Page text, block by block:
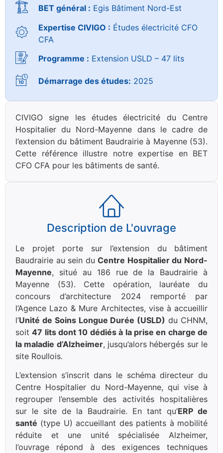
BET général : Egis Bâtiment Nord-Est
Expertise CIVIGO : Études électricité CFO
CFA
Programme : Extension USLD – 47 lits
Démarrage des études: 2025
CIVIGO signe les études électricité du Centre
Hospitalier du Nord-Mayenne dans le cadre de
l’extension du bâtiment Baudrairie à Mayenne (53).
Cette référence illustre notre expertise en BET
CFO CFA pour les bâtiments de santé.
Description de L'ouvrage
Le projet porte sur l’extension du bâtiment
Baudrairie au sein duCentre Hospitalier du Nord-
Mayenne, situé au 186 rue de la Baudrairie à
Mayenne (53). Cette opération, lauréate du
concours d’architecture 2024 remporté par
l’Agence Lazo & Mure Architectes, vise à accueillir
l’Unité de Soins Longue Durée (USLD) du CHNM,
soit47 lits dont 10 dédiés à la prise en charge de
la maladie d’Alzheimer, jusqu’alors hébergés sur le
site Roullois.
L’extension s’inscrit dans le schéma directeur du
Centre Hospitalier du Nord-Mayenne, qui vise à
regrouper l’ensemble des activités hospitalières
sur le site de la Baudrairie. En tant qu’ERP de
santé (type U) accueillant des patients à mobilité
réduite et une unité spécialisée Alzheimer,
l’ouvrage répond à des exigences techniques